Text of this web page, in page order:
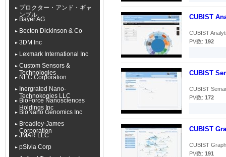
プロクター・アンド・ギャ
ンブル
Bayer AG
Becton Dickinson & Co
3DM Inc
Lexmark International Inc
Custom Sensors &
Technologies
NEC Corporation
Inergrated Nano-
Technokogies LLC
BioForce Nanosciences
Holdings Inc
BioNano Genomics Inc
Broadley-James
Corporation
JMAR LLC
pSivia Corp
CUBIST
CUBIST
PV数: 192
CUBIST
CUBIST
PV数: 172
CUBIST
CUBIST
PV数: 191